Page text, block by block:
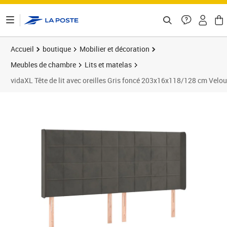
Accueil boutique
Mobilier et décoration
Meubles de chambre
Lits et matelas
vidaXL Tête de lit avec oreilles Gris foncé 203x16x118/128 cm